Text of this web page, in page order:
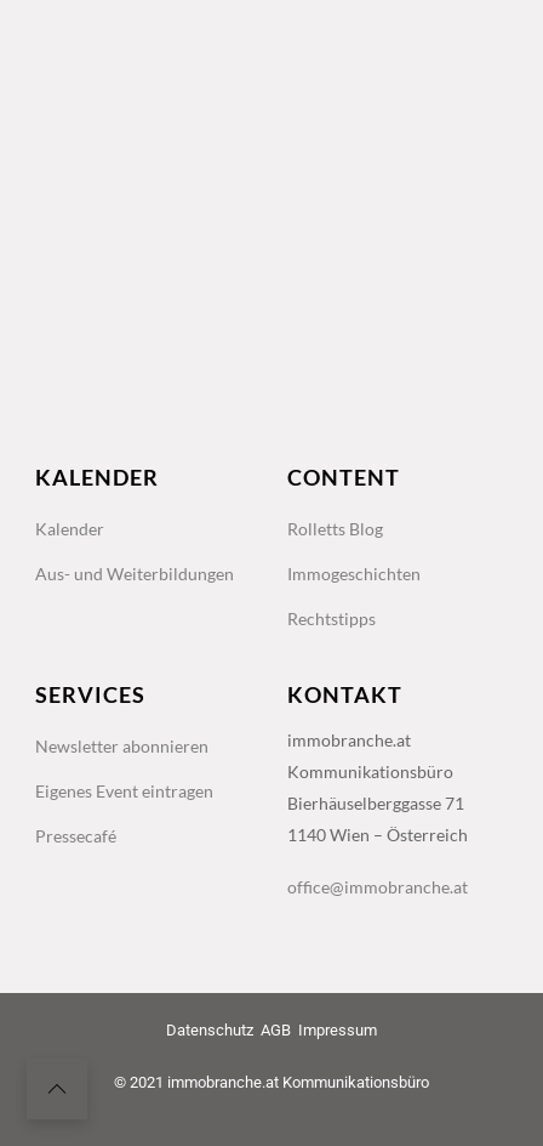
KALENDER
Kalender
Aus- und Weiterbildungen
CONTENT
Rolletts Blog
Immogeschichten
Rechtstipps
SERVICES
Newsletter abonnieren
Eigenes Event eintragen
Pressecafé
KONTAKT
immobranche.at
Kommunikationsbüro
Bierhäuselberggasse 71
1140 Wien – Österreich
office@immobranche.at
Datenschutz AGB Impressum
© 2021 immobranche.at Kommunikationsbüro